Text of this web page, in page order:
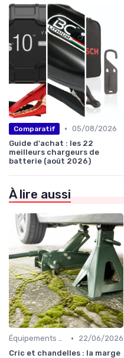
Comparatif • 05/08/2026
Guide d'achat : les 22
meilleurs chargeurs de
batterie (août 2026)
À lire aussi
Équipements de Sécurité •
22/06/2026
Cric et chandelles : la marge